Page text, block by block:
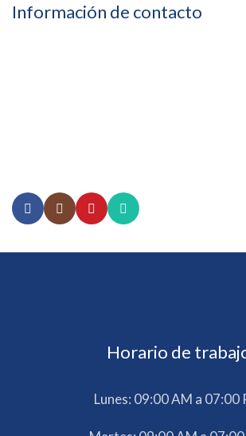
Información de contacto
Horario de
Lunes: 09:00 AM a 07:00